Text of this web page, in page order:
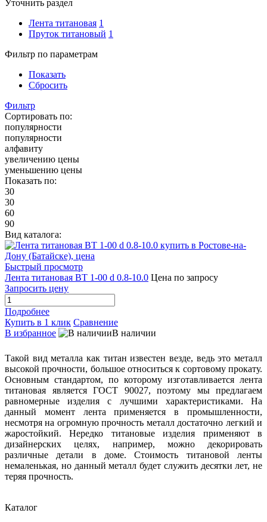
Уточнить раздел
Лента титановая 1
Пруток титановый 1
Фильтр по параметрам
Показать
Сбросить
Фильтр
Сортировать по:
популярности
популярности
алфавиту
увеличению цены
уменьшению цены
Показать по:
30
30
60
90
Вид каталога:
Быстрый просмотр
Лента титановая ВТ 1-00 d 0.8-10.0 Цена по запросу
Запросить цену
Подробнее
Купить в 1 клик Сравнение
В избранное
В наличии
Такой вид металла как титан известен везде, ведь это металл
высокой прочности, большое относиться к сортовому прокату.
Основным стандартом, по которому изготавливается лента
титановая является ГОСТ 90027, поэтому мы предлагаем
равномерные изделия с лучшими характеристиками. На
данный момент лента применяется в промышленности,
несмотря на огромную прочность металл достаточно легкий и
жаростойкий. Нередко титановые изделия применяют в
дизайнерских целях, например, можно декорировать
различные детали в доме. Стоимость титановой ленты
немаленькая, но данный металл будет служить десятки лет, не
теряя прочность.
Каталог